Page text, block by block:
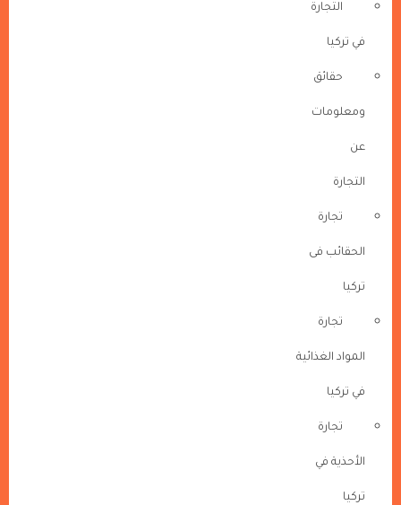
التجارة
في تركيا
حقائق
ومعلومات
عن
التجارة
تجارة
الحقائب فى
تركيا
تجارة
المواد الغذائية
في تركيا
تجارة
الأحذية في
تركيا